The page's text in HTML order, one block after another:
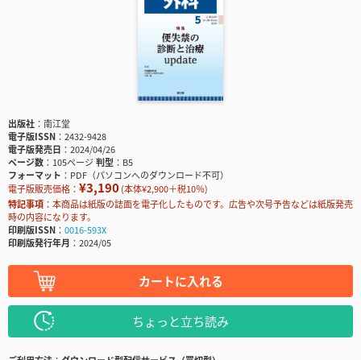
出版社
南江堂
電子版ISSN
2432-9428
電子版発売日
2024/04/26
ページ数
105ページ判型
B5
フォーマット
PDF（パソコンへのダウンロード不可）
電子版販売価格： ¥3,190(本体¥2,900＋税10％)
特記事項
本商品は紙版の誌面を電子化したものです。広告や次号予告などは紙版発売
時の内容になります。
印刷版ISSN
0016-593X
印刷版発行年月
2024/05
カートに入れる
ちょっと立ち読み